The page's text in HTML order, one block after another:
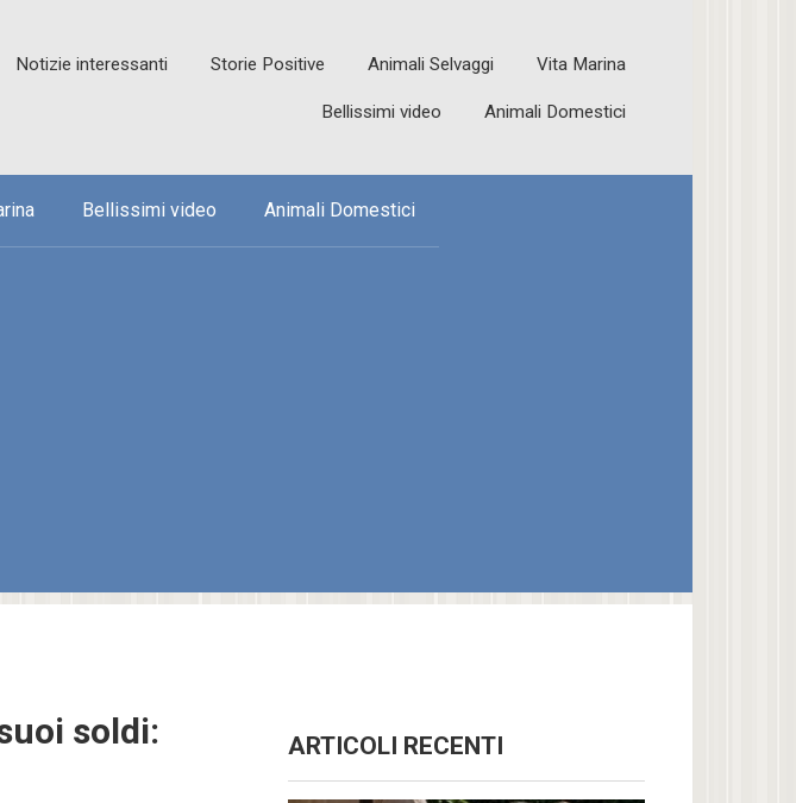
Notizie interessanti Storie Positive Animali Selvaggi Vita Marina
Bellissimi video Animali Domestici
Bellissimi video Animali Domestici
soldi:
ARTICOLI RECENTI